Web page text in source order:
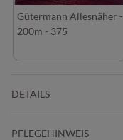
Gütermann Allesnäher -
200m - 375
DETAILS
PFLEGEHINWEIS